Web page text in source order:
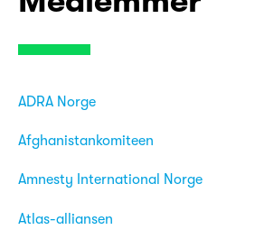
ADRA Norge
Afghanistankomiteen
Amnesty International Norge
Atlas-alliansen